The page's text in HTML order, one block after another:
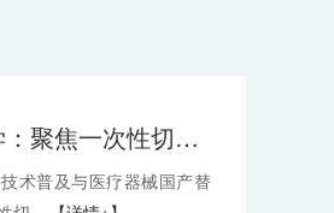
武汉耦合医学：聚焦一次性切口保护套OEM，深耕微创耗材定制代工领域
术普及与医疗器械国产替